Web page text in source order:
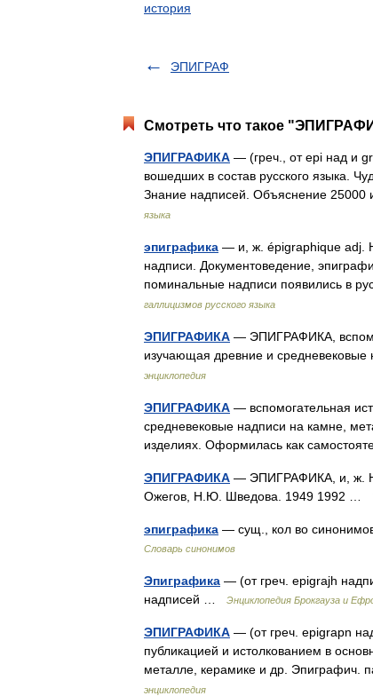
история
ЭПИГРАФ
Смотреть что такое
ЭПИГРАФИКА — (греч., от epi над и
вошедших в состав русского языка.
Знание надписей. Объяснение
языка
эпиграфика — и, ж. épigraphique adj.
надписи. Документоведение,
поминальные надписи появились в
галлицизмов русского языка
ЭПИГРАФИКА — ЭПИГРАФИКА,
изучающая древние и
энциклопедия
ЭПИГРАФИКА — вспомогательная
средневековые надписи на камне,
изделиях. Оформилась как
ЭПИГРАФИКА — ЭПИГРАФИКА, и, ж.
Ожегов, Н.Ю. Шведова. 1949 1992 …
эпиграфика — сущ., кол во
Словарь синонимов
Эпиграфика — (от греч. epigrajh
надписей …
Энциклопедия Брокгауза и
ЭПИГРАФИКА — (от греч. epigrapn
публикацией и истолкованием в
металле, керамике и др. Эпиграфич.
энциклопедия